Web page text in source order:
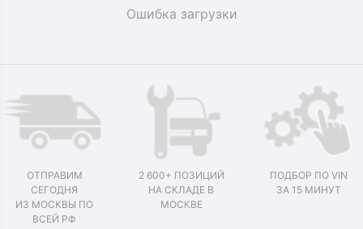
Ошибка загрузки
ОТПРАВИМ
СЕГОДНЯ
ИЗ МОСКВЫ ПО
ВСЕЙ РФ
2 600+ ПОЗИЦИЙ
НА СКЛАДЕ В
МОСКВЕ
ПОДБОР ПО VIN
ЗА 15 МИНУТ